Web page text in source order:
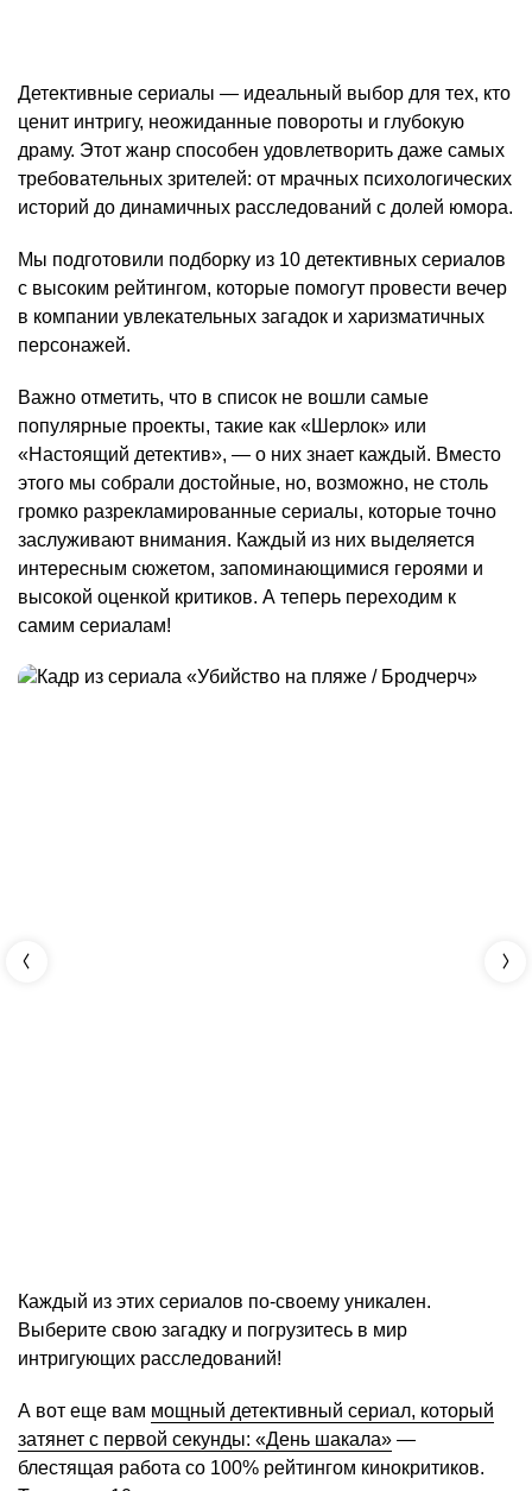
Детективные сериалы — идеальный выбор для тех, кто
ценит интригу, неожиданные повороты и глубокую
драму. Этот жанр способен удовлетворить даже самых
требовательных зрителей: от мрачных психологических
историй до динамичных расследований с долей юмора.
Мы подготовили подборку из 10 детективных сериалов
с высоким рейтингом, которые помогут провести вечер
в компании увлекательных загадок и харизматичных
персонажей.
Важно отметить, что в список не вошли самые
популярные проекты, такие как «Шерлок» или
«Настоящий детектив», — о них знает каждый. Вместо
этого мы собрали достойные, но, возможно, не столь
громко разрекламированные сериалы, которые точно
заслуживают внимания. Каждый из них выделяется
интересным сюжетом, запоминающимися героями и
высокой оценкой критиков. А теперь переходим к
самим сериалам!
Каждый из этих сериалов по-своему уникален.
Выберите свою загадку и погрузитесь в мир
интригующих расследований!
А вот еще вам мощный детективный сериал, который
затянет с первой секунды: «День шакала» —
блестящая работа со 100% рейтингом кинокритиков.